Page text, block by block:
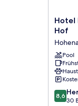
Hotel
Hof
Hohenau
Hotel
Hof
Pool
8.6
von
8,6
30